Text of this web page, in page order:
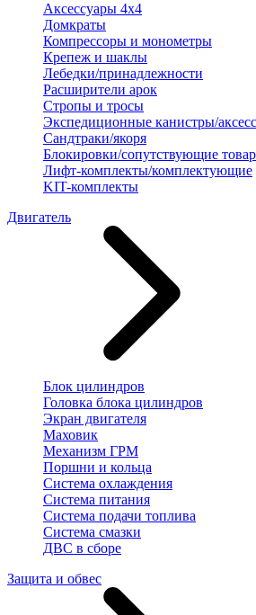
Аксессуары 4х4
Домкраты
Компрессоры и монометры
Крепеж и шаклы
Лебедки/принадлежности
Расширители арок
Стропы и тросы
Экспедиционные канистры/
Сандтраки/якоря
Блокировки/сопутствующие
Лифт-комплекты/комплектующие
KIT-комплекты
Двигатель
Блок цилиндров
Головка блока цилиндров
Экран двигателя
Маховик
Механизм ГРМ
Поршни и кольца
Система охлаждения
Система питания
Система подачи топлива
Система смазки
ДВС в сборе
Защита и обвес